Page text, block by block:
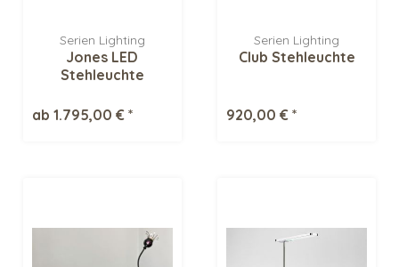
Serien Lighting
Jones LED
Stehleuchte
ab 1.795,00 € *
Serien Lighting
Club Stehleuchte
920,00 € *